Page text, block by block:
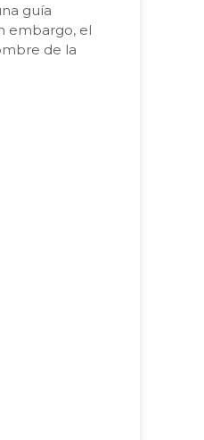
guía
embargo, el
de la